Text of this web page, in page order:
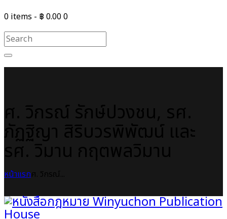
0 items - ฿ 0.000
หน้าแรก